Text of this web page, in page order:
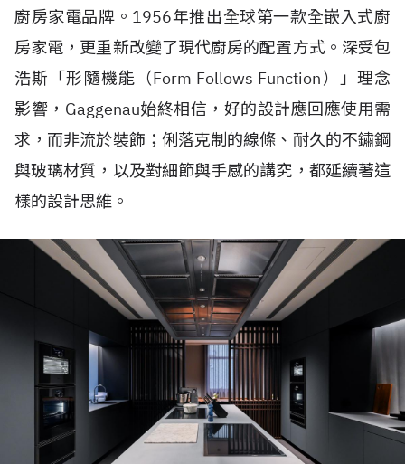
廚房家電品牌。1956年推出全球第一款全嵌入式廚
房家電，更重新改變了現代廚房的配置方式。深受包
浩斯「形隨機能（Form Follows Function）」理念
影響，Gaggenau始終相信，好的設計應回應使用需
求，而非流於裝飾；俐落克制的線條、耐久的不鏽鋼
與玻璃材質，以及對細節與手感的講究，都延續著這
樣的設計思維。